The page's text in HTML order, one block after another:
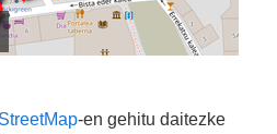
-en gehitu daitezke